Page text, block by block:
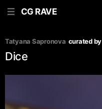
CG RAVE
Tatyana Sapronova curated by
Dice